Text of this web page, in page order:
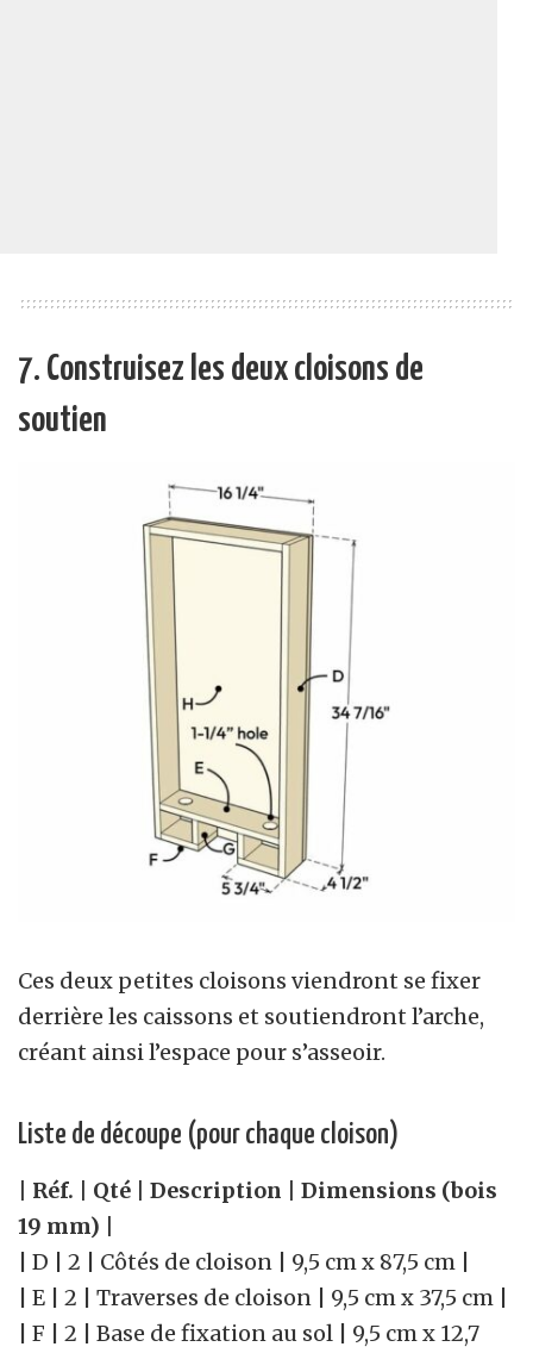
7. Construisez les deux cloisons de
soutien
Ces deux petites cloisons viendront se fixer
derrière les caissons et soutiendront l’arche,
créant ainsi l’espace pour s’asseoir.
Liste de découpe (pour chaque cloison)
| Réf. | Qté | Description | Dimensions (bois
19 mm) |
| D | 2 | Côtés de cloison | 9,5 cm x 87,5 cm |
| E | 2 | Traverses de cloison | 9,5 cm x 37,5 cm |
| F | 2 | Base de fixation au sol | 9,5 cm x 12,7